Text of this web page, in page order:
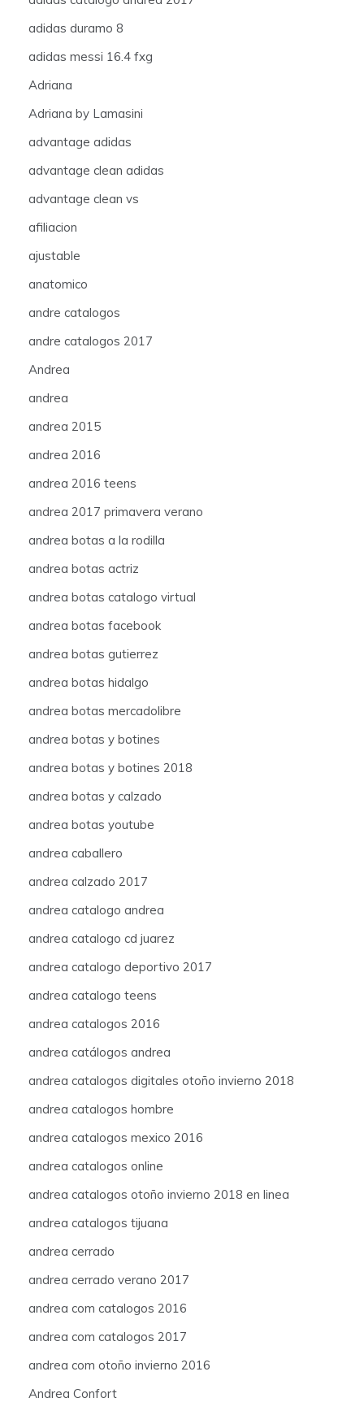
adidas duramo 8
adidas messi 16.4 fxg
Adriana
Adriana by Lamasini
advantage adidas
advantage clean adidas
advantage clean vs
afiliacion
ajustable
anatomico
andre catalogos
andre catalogos 2017
Andrea
andrea
andrea 2015
andrea 2016
andrea 2016 teens
andrea 2017 primavera verano
andrea botas a la rodilla
andrea botas actriz
andrea botas catalogo virtual
andrea botas facebook
andrea botas gutierrez
andrea botas hidalgo
andrea botas mercadolibre
andrea botas y botines
andrea botas y botines 2018
andrea botas y calzado
andrea botas youtube
andrea caballero
andrea calzado 2017
andrea catalogo andrea
andrea catalogo cd juarez
andrea catalogo deportivo 2017
andrea catalogo teens
andrea catalogos 2016
andrea catálogos andrea
andrea catalogos digitales otoño invierno 2018
andrea catalogos hombre
andrea catalogos mexico 2016
andrea catalogos online
andrea catalogos otoño invierno 2018 en linea
andrea catalogos tijuana
andrea cerrado
andrea cerrado verano 2017
andrea com catalogos 2016
andrea com catalogos 2017
andrea com otoño invierno 2016
Andrea Confort